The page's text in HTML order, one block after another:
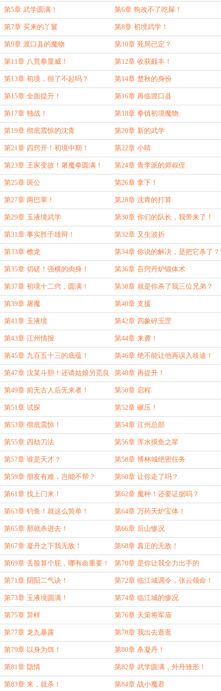
第5章 武学圆满！ 第6章 狗改不了吃屎！
第7章 买来的丫鬟 第8章 初境武学！
第9章 渡口县的魔物 第10章 死局已定？
第11章 八荒拳显威！ 第12章 收获颇丰！
第13章 初境，很了不起吗？ 第14章 楚秋的身份
第15章 全面提升！ 第16章 再临渡口县
第17章 独战！ 第18章 拳镇初境魔物
第19章 彻底震惊的沈青 第20章 新的武学
第21章 四窍开！初境中期！ 第22章 小晴
第23章 王家变故！屠魔拳圆满！ 第24章 青李派的师叔侄
第25章 斑公 第26章 拿下！
第27章 两巴掌！ 第28章 沈青的打算
第29章 玉液境武学 第30章 你们的队长，我带来了！
第31章 事实胜于雄辩！ 第32章 又生波折
第33章 檐龙 第34章 你说的解决，是把它杀了？
第35章 切磋！强横的肉身！ 第36章 百窍丹炉锻体术
第37章 初境十二窍，圆满！ 第38章 就是你杀了我三位兄弟？
第39章 屠魔 第40章 支援
第41章 玉液境 第42章 四象碎玉罡
第43章 江州情报 第44章 来袭！
第45章 九百五十三的底蕴！ 第46章 绝不能让他再误入歧途！
第47章 沈某斗胆！还请姑娘另觅良
缘！
第48章 再提升！
第49章 前无古人后无来者！ 第50章 启程
第51章 试探 第52章 碾压！
第53章 彻底震惊！ 第54章 江州总部
第55章 四劫刀法 第56章 浑水摸鱼之辈
第57章 谁是天才？ 第58章 博林城绝密任务
第59章 朋友有难，岂能不帮？ 第60章 让你走了吗？
第61章 找上门来！ 第62章 魔种！还要证据吗？
第63章 钓鱼！就这么简单！ 第64章 万药天炉宝体！
第65章 那就杀进去！ 第66章 后山惨况
第67章 凝丹之下我无敌！ 第68章 真正的无敌！
第69章 丢脸算个屁，哪有命重要！ 第70章 是你让我全力出手的
第71章 阴阳二气诀！ 第72章 临江城调令，张云领命！
第73章 玉液境圆满！ 第74章 临江城的惨况
第75章 异样 第76章 天策将军庙
第77章 龙九暴露 第78章 我出去逛逛
第79章 以身为饵！ 第80章 杀凝丹！
第81章 隐情 第82章 武学圆满，外丹雏形！
第83章 来，就杀！ 第84章 战小魔君